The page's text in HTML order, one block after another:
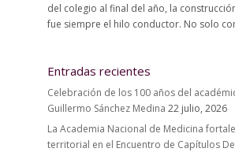
del colegio al final del año, la
fue siempre el hilo conductor. No solo
Entradas recientes
Celebración de los 100 años del
Guillermo Sánchez Medina 22 julio, 2026
La Academia Nacional de Medicina
territorial en el Encuentro de Capítulos